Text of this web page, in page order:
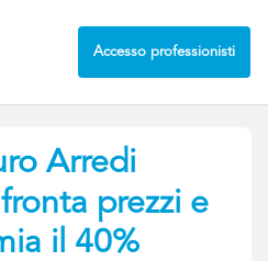
Accesso professionisti
Arredi
prezzi e
il 40%